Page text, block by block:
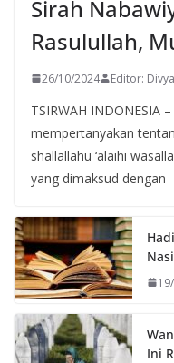
Sirah
Rasulullah,
26/10/2024 Editor:
TSIRWAH INDONESIA
mempertanyakan
shallallahu ‘alaihi
yang dimaksud dengan
Ini